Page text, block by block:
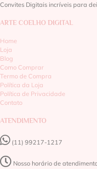
Convites Digitais incríveis para
ARTE COELHO DIGITAL
Home
Loja
Blog
Como Comprar
Termo de Compra
Política da Loja
Política de Privacidade
Contato
ATENDIMENTO
(11) 99217-1217‬
Nosso horário de